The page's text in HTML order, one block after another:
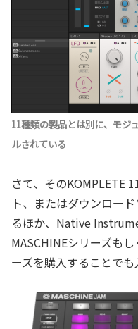
11種類の製品とは別に、モジ
ルされている
さて、そのKOMPLETE
ト、またはダウンロー
るほか、Native
MASCHINEシリーズも
ーズを購入することでも